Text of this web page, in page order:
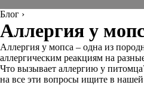
Блог ›
Аллергия у
Аллергия у мопса – одна из
аллергическим реакциям на
Что вызывает аллергию у
на все эти вопросы ищите в нашей